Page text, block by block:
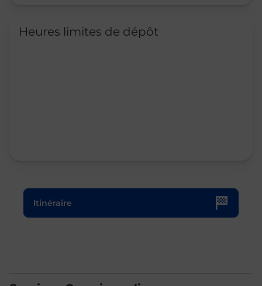
Heures limites de dépôt
Itinéraire
Le lien s'ouvre dans un nouvel onglet